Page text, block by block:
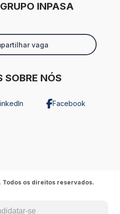
INPASA
vaga
SOBRE NÓS
Facebook
se
Todos os direitos reservados.